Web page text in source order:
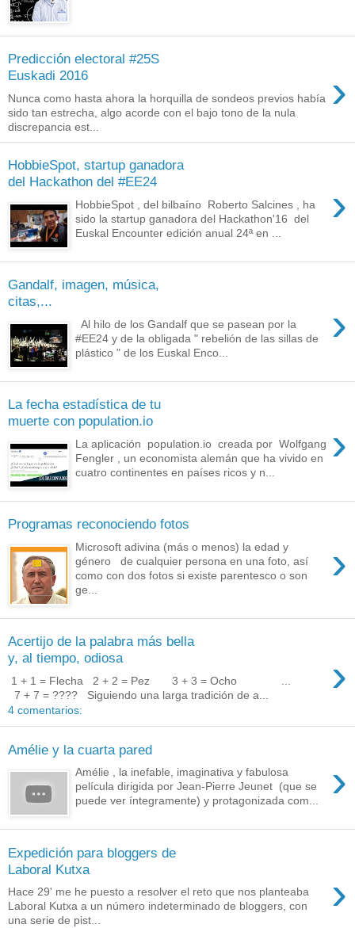
Predicción electoral #25S
Euskadi 2016
›
Nunca como hasta ahora la horquilla de sondeos previos había
sido tan estrecha, algo acorde con el bajo tono de la nula
discrepancia est...
HobbieSpot, startup ganadora
del Hackathon del #EE24
›
HobbieSpot , del bilbaíno Roberto Salcines , ha
sido la startup ganadora del Hackathon'16 del
Euskal Encounter edición anual 24ª en ...
Gandalf, imagen, música,
citas,...
›
Al hilo de los Gandalf que se pasean por la
#EE24 y de la obligada " rebelión de las sillas de
plástico " de los Euskal Enco...
La fecha estadística de tu
muerte con population.io
›
La aplicación population.io creada por Wolfgang
Fengler , un economista alemán que ha vivido en
cuatro continentes en países ricos y n...
Programas reconociendo fotos
›
Microsoft adivina (más o menos) la edad y
género de cualquier persona en una foto, así
como con dos fotos si existe parentesco o son
ge...
Acertijo de la palabra más bella
y, al tiempo, odiosa
›
1 + 1 = Flecha 2 + 2 = Pez 3 + 3 = Ocho ...
7 + 7 = ???? Siguiendo una larga tradición de a...
4 comentarios:
Amélie y la cuarta pared
›
Amélie , la inefable, imaginativa y fabulosa
película dirigida por Jean-Pierre Jeunet (que se
puede ver íntegramente) y protagonizada com...
Expedición para bloggers de
Laboral Kutxa
›
Hace 29' me he puesto a resolver el reto que nos planteaba
Laboral Kutxa a un número indeterminado de bloggers, con
una serie de pist...